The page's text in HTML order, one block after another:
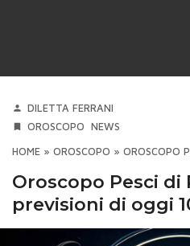
DILETTA FERRANI
OROSCOPO
NEWS
HOME » OROSCOPO » OROSCOPO
Oroscopo Pesci di
previsioni di oggi